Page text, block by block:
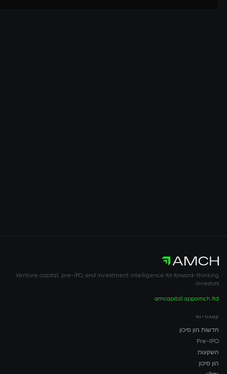
Venture capital, pre-IPO, and investment intelligence for forward-thinking
investors.
amch.ltd
amcapital.app
קטגוריות
חדשות הון סיכון
Pre-IPO
השקעות
הון סיכון